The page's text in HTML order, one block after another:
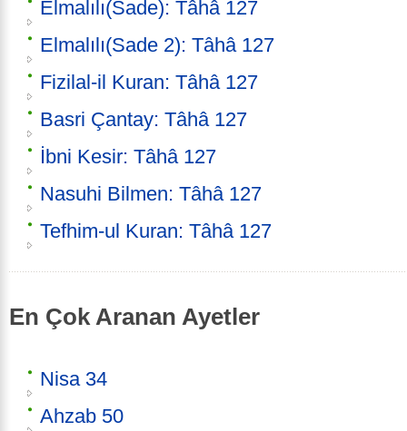
Elmalılı(Sade): Tâhâ 127
Elmalılı(Sade 2): Tâhâ 127
Fizilal-il Kuran: Tâhâ 127
Basri Çantay: Tâhâ 127
İbni Kesir: Tâhâ 127
Nasuhi Bilmen: Tâhâ 127
Tefhim-ul Kuran: Tâhâ 127
En Çok Aranan Ayetler
Nisa 34
Ahzab 50